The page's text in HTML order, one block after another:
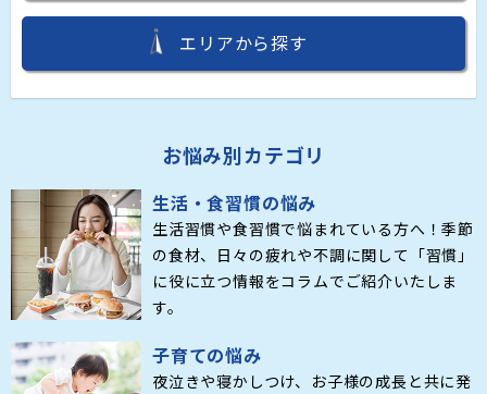
エリアから探す
お悩み別カテゴリ
生活・食習慣の悩み
生活習慣や食習慣で悩まれている方へ！季節
の食材、日々の疲れや不調に関して「習慣」
に役に立つ情報をコラムでご紹介いたしま
す。
子育ての悩み
夜泣きや寝かしつけ、お子様の成長と共に発